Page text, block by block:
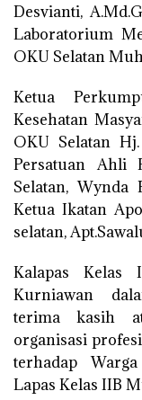
Desvianti,
Laboratorium
OKU Selatan
Ketua
Kesehatan
OKU Selatan
Persatuan Ahli
Selatan, Wynda
Ketua Ikatan
selatan,
Kalapas Kelas
Kurniawan
terima kasih
organisasi
terhadap
Lapas Kelas IIB